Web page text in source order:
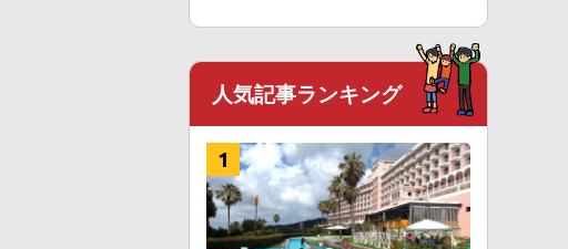
人気記事ランキング